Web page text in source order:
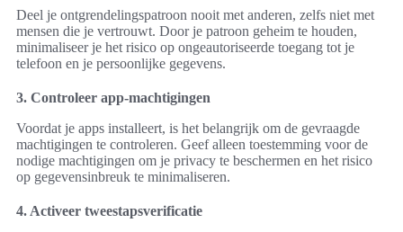
Deel je ontgrendelingspatroon nooit met anderen, zelfs niet met
mensen die je vertrouwt. Door je patroon geheim te houden,
minimaliseer je het risico op ongeautoriseerde toegang tot je
telefoon en je persoonlijke gegevens.
3. Controleer app-machtigingen
Voordat je apps installeert, is het belangrijk om de gevraagde
machtigingen te controleren. Geef alleen toestemming voor de
nodige machtigingen om je privacy te beschermen en het risico
op gegevensinbreuk te minimaliseren.
4. Activeer tweestapsverificatie